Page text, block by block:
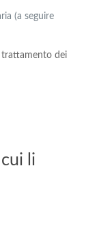
(a seguire
trattamento dei
li